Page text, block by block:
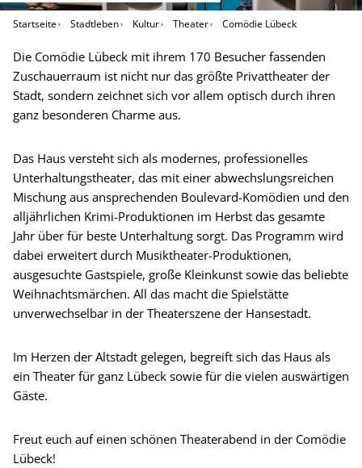
Startseite Stadtleben Kultur Theater Comödie Lübeck
Die Comödie Lübeck mit ihrem 170 Besucher fassenden
Zuschauerraum ist nicht nur das größte Privattheater der
Stadt, sondern zeichnet sich vor allem optisch durch ihren
ganz besonderen Charme aus.
Das Haus versteht sich als modernes, professionelles
Unterhaltungstheater, das mit einer abwechslungsreichen
Mischung aus ansprechenden Boulevard-Komödien und den
alljährlichen Krimi-Produktionen im Herbst das gesamte
Jahr über für beste Unterhaltung sorgt. Das Programm wird
dabei erweitert durch Musiktheater-Produktionen,
ausgesuchte Gastspiele, große Kleinkunst sowie das beliebte
Weihnachtsmärchen. All das macht die Spielstätte
unverwechselbar in der Theaterszene der Hansestadt.
Im Herzen der Altstadt gelegen, begreift sich das Haus als
ein Theater für ganz Lübeck sowie für die vielen auswärtigen
Gäste.
Freut euch auf einen schönen Theaterabend in der Comödie
Lübeck!